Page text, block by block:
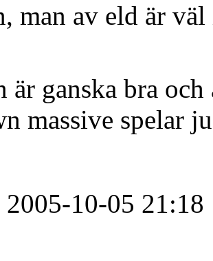
man av eld är
ganska bra och
massive spelar
2005-10-05 21:18